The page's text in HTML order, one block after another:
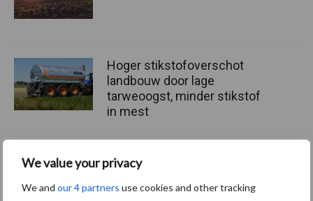
We value your privacy
We and our 4 partners use cookies and other tracking
Hoger stikstofoverschot
landbouw door lage
tarweoogst, minder stikstof
in mest
Volgende stemming over
Renure